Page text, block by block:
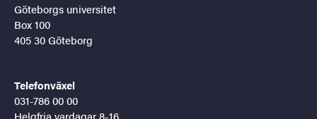
Göteborgs universitet
Box 100
405 30 Göteborg
Telefonväxel
031-786 00 00
Helgfria vardagar 8-16